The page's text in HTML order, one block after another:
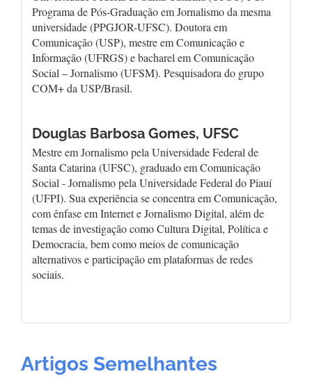
Programa de Pós-Graduação em Jornalismo da mesma
universidade (PPGJOR-UFSC). Doutora em
Comunicação (USP), mestre em Comunicação e
Informação (UFRGS) e bacharel em Comunicação
Social – Jornalismo (UFSM). Pesquisadora do grupo
COM+ da USP/Brasil.
Douglas Barbosa Gomes, UFSC
Mestre em Jornalismo pela Universidade Federal de
Santa Catarina (UFSC), graduado em Comunicação
Social - Jornalismo pela Universidade Federal do Piauí
(UFPI). Sua experiência se concentra em Comunicação,
com ênfase em Internet e Jornalismo Digital, além de
temas de investigação como Cultura Digital, Política e
Democracia, bem como meios de comunicação
alternativos e participação em plataformas de redes
sociais.
Artigos Semelhantes